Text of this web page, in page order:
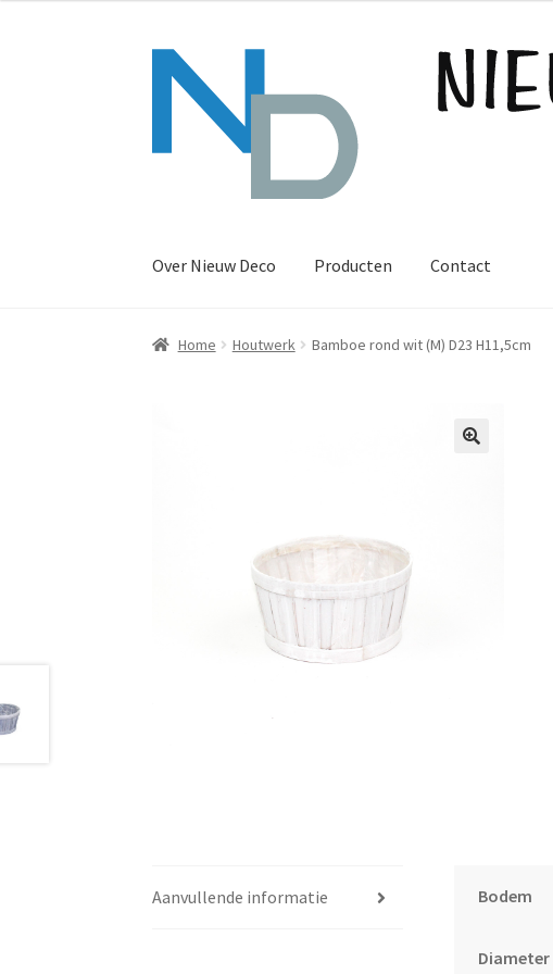
Ga
door
Ga
naar
Over Nieuw Deco Producten Contact
Home Houtwerk Bamboe rond wit (M) D23 H11,5cm
Aanvullende informatie Bodem
Diameter